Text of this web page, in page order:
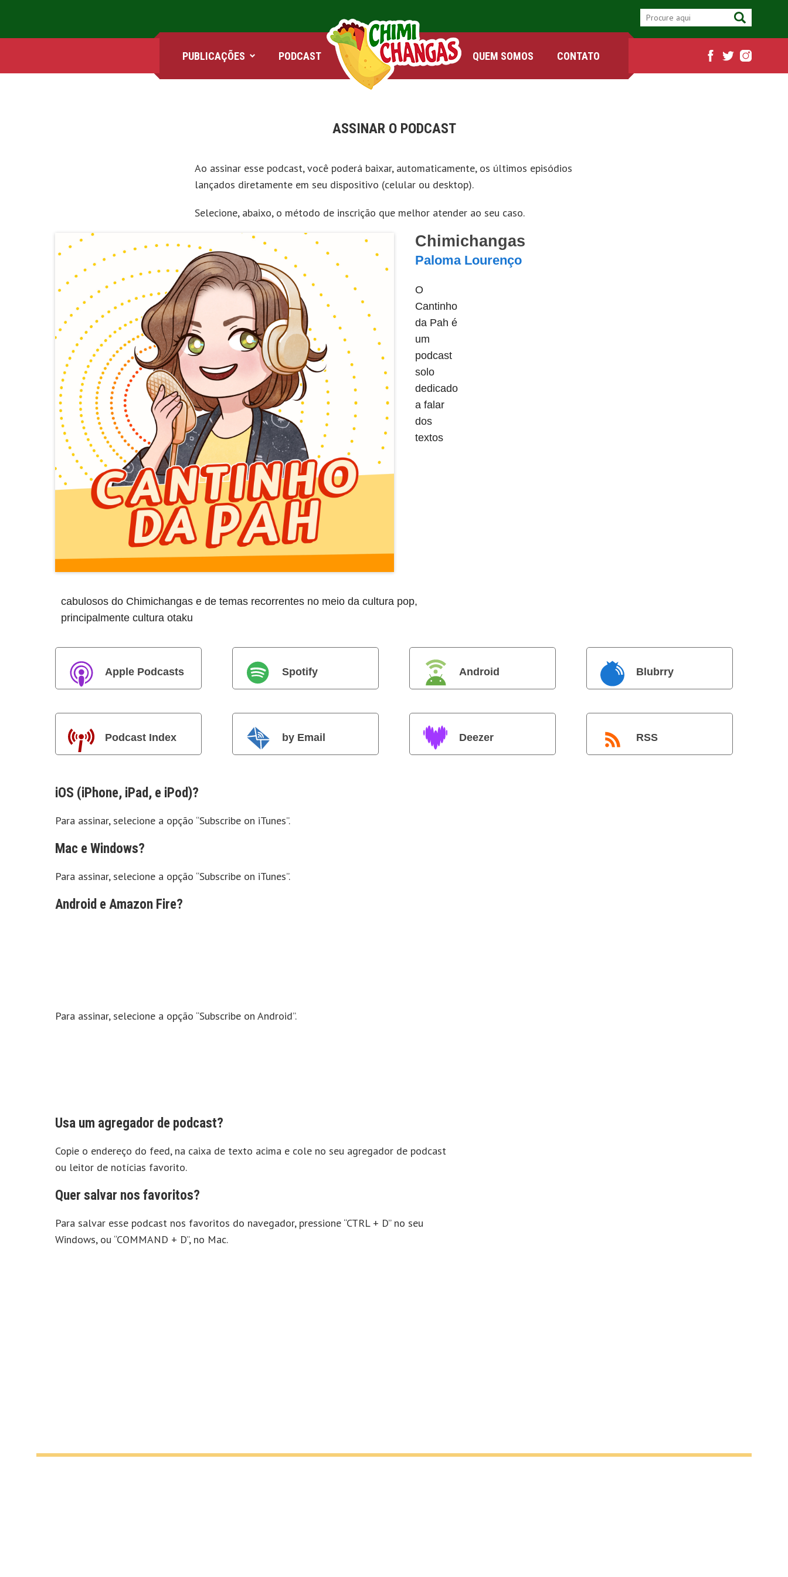
PUBLICAÇÕES
GAMES
QUADRINHOS
COMICS
MANGÁ
NACIONAIS
SÉRIES
UNIVERSO E
TUDO MAIS
PODCAST QUEM SOMOS CONTATO
ASSINAR O PODCAST
Ao assinar esse podcast, você poderá baixar, automaticamente, os últimos episódios
lançados diretamente em seu dispositivo (celular ou desktop).
Selecione, abaixo, o método de inscrição que melhor atender ao seu caso.
Chimichangas
Paloma Lourenço
O
Cantinho
da Pah é
um
podcast
solo
dedicado
a falar
dos
textos
cabulosos do Chimichangas e de temas recorrentes no meio da cultura pop,
principalmente cultura otaku
Apple Podcasts Spotify Android Blubrry
Podcast Index by Email Deezer RSS
iOS (iPhone, iPad, e iPod)?
Para assinar, selecione a opção “Subscribe on iTunes”.
Mac e Windows?
Para assinar, selecione a opção “Subscribe on iTunes”.
Android e Amazon Fire?
Para assinar, selecione a opção “Subscribe on Android”.
Usa um agregador de podcast?
Copie o endereço do feed, na caixa de texto acima e cole no seu agregador de podcast
ou leitor de notícias favorito.
Quer salvar nos favoritos?
Para salvar esse podcast nos favoritos do navegador, pressione “CTRL + D” no seu
Windows, ou “COMMAND + D”, no Mac.